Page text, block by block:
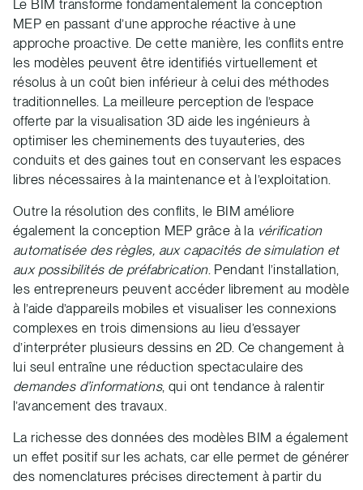
Le BIM transforme fondamentalement la conception
MEP en passant d’une approche réactive à une
approche proactive. De cette manière, les conflits entre
les modèles peuvent être identifiés virtuellement et
résolus à un coût bien inférieur à celui des méthodes
traditionnelles. La meilleure perception de l’espace
offerte par la visualisation 3D aide les ingénieurs à
optimiser les cheminements des tuyauteries, des
conduits et des gaines tout en conservant les espaces
libres nécessaires à la maintenance et à l’exploitation.
Outre la résolution des conflits, le BIM améliore
également la conception MEP grâce à la vérification
automatisée des règles, aux capacités de simulation et
aux possibilités de préfabrication. Pendant l’installation,
les entrepreneurs peuvent accéder librement au modèle
à l’aide d’appareils mobiles et visualiser les connexions
complexes en trois dimensions au lieu d’essayer
d’interpréter plusieurs dessins en 2D. Ce changement à
lui seul entraîne une réduction spectaculaire des
demandes d’informations, qui ont tendance à ralentir
l’avancement des travaux.
La richesse des données des modèles BIM a également
un effet positif sur les achats, car elle permet de générer
des nomenclatures précises directement à partir du